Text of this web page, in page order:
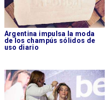
Argentina impulsa la moda
de los champús sólidos de
uso diario